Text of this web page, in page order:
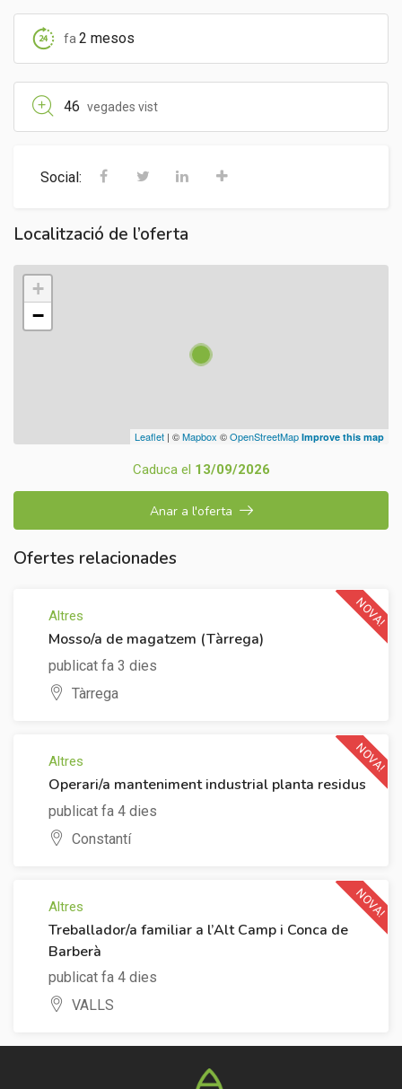
fa2 mesos
46 vegades vist
Social:
Localització de l’oferta
+
−
Leaflet | ©Mapbox ©OpenStreetMap Improve this map
Caduca el 13/09/2026
Anar a l'oferta
Ofertes relacionades
Altres
Mosso/a de magatzem (Tàrrega)
publicat fa 3 dies
Tàrrega
NOVA!
Altres
Operari/a manteniment industrial planta residus
publicat fa 4 dies
Constantí
NOVA!
Altres
Treballador/a familiar a l’Alt Camp i Conca de
Barberà
publicat fa 4 dies
VALLS
NOVA!